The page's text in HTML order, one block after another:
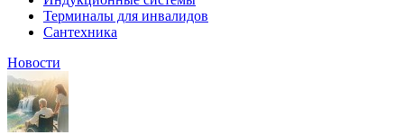
Терминалы для инвалидов
Сантехника
Новости